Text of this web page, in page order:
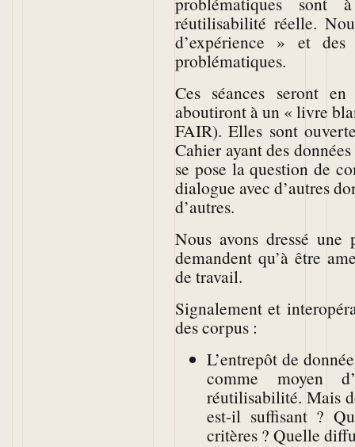
réutilisabilité réelle.
d’expérience » et
problématiques.
Ces séances seront
aboutiront à un « livre
FAIR). Elles sont
Cahier ayant des
se pose la question de
dialogue avec d’autres
d’autres.
Nous avons dressé
demandent qu’à être
de travail.
Signalement et
des corpus :
L’entrepôt de
comme moyen
réutilisabilité. Mais
est-il suffisant ?
critères ? Quelle